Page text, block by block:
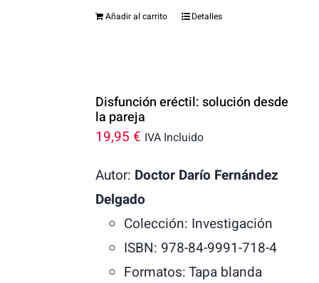
Añadir al carrito Detalles
Disfunción eréctil: solución desde
la pareja
19,95 € IVA Incluido
Autor: Doctor Darío Fernández
Delgado
Colección: Investigación
ISBN: 978-84-9991-718-4
Formatos: Tapa blanda